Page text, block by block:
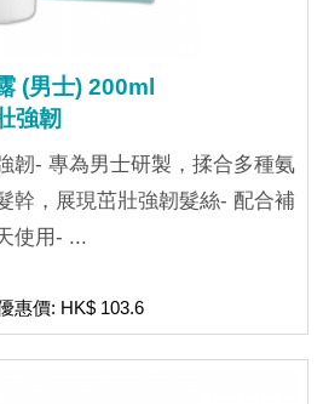
(男士) 200ml
強韌
韌- 專為男士研製，揉合多種氨
幹，展現茁壯強韌髮絲- 配合補
使用- ...
惠價: HK$ 103.6